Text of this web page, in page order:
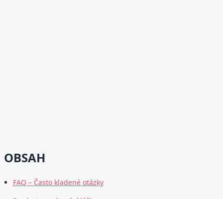
OBSAH
FAQ – Často kladené otázky